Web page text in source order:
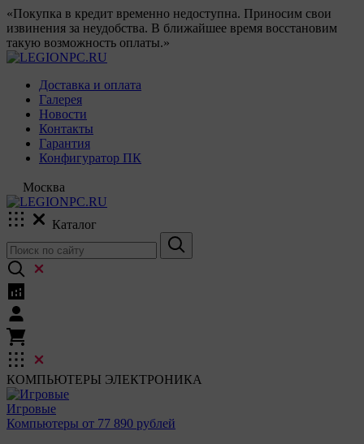
«Покупка в кредит временно недоступна. Приносим свои
извинения за неудобства. В ближайшее время восстановим
такую возможность оплаты.»
Доставка и оплата
Галерея
Новости
Контакты
Гарантия
Конфигуратор ПК
Москва
Каталог
КОМПЬЮТЕРЫ ЭЛЕКТРОНИКА
Игровые
Компьютеры от 77 890 рублей